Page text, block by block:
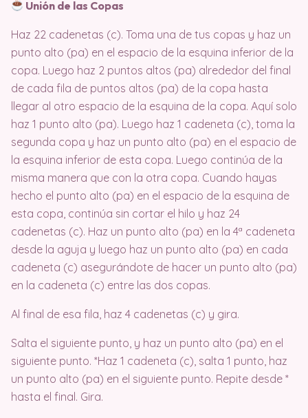
Unión de las Copas
Haz 22 cadenetas (c). Toma una de tus copas y haz un
punto alto (pa) en el espacio de la esquina inferior de la
copa. Luego haz 2 puntos altos (pa) alrededor del final
de cada fila de puntos altos (pa) de la copa hasta
llegar al otro espacio de la esquina de la copa. Aquí solo
haz 1 punto alto (pa). Luego haz 1 cadeneta (c), toma la
segunda copa y haz un punto alto (pa) en el espacio de
la esquina inferior de esta copa. Luego continúa de la
misma manera que con la otra copa. Cuando hayas
hecho el punto alto (pa) en el espacio de la esquina de
esta copa, continúa sin cortar el hilo y haz 24
cadenetas (c). Haz un punto alto (pa) en la 4ª cadeneta
desde la aguja y luego haz un punto alto (pa) en cada
cadeneta (c) asegurándote de hacer un punto alto (pa)
en la cadeneta (c) entre las dos copas.
Al final de esa fila, haz 4 cadenetas (c) y gira.
Salta el siguiente punto, y haz un punto alto (pa) en el
siguiente punto. *Haz 1 cadeneta (c), salta 1 punto, haz
un punto alto (pa) en el siguiente punto. Repite desde *
hasta el final. Gira.